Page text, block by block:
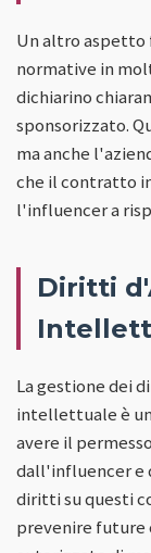
Un altro aspetto
normative in
dichiarino
sponsorizzato.
ma anche
che il contratto
l'influencer a
Diritti
La gestione dei
intellettuale è
avere il
dall'influencer e
diritti su questi
prevenire future